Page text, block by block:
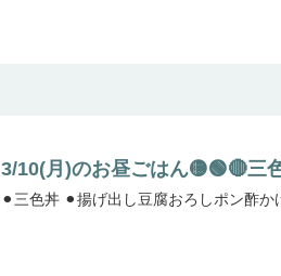
3/10(月)のお昼ごはん🟡🟢🔴三